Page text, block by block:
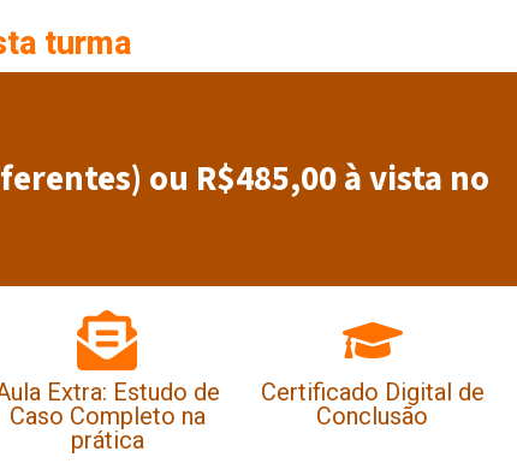
turma
ou R$485,00 à vista no
Extra: Estudo de
Caso Completo na
prática
Certificado Digital de
Conclusão